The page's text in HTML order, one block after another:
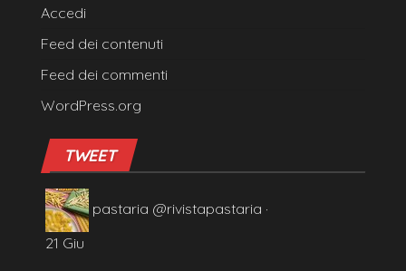
Accedi
Feed dei contenuti
Feed dei commenti
WordPress.org
TWEET
pastaria @rivistapastaria ·
21 Giu